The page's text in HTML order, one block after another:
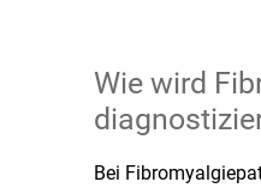
Wie wird
Bei